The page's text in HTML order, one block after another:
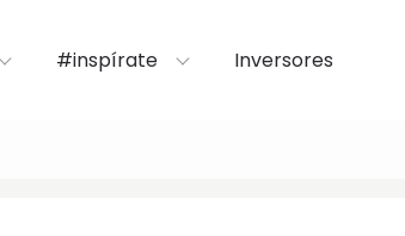
#inspírate Inversores